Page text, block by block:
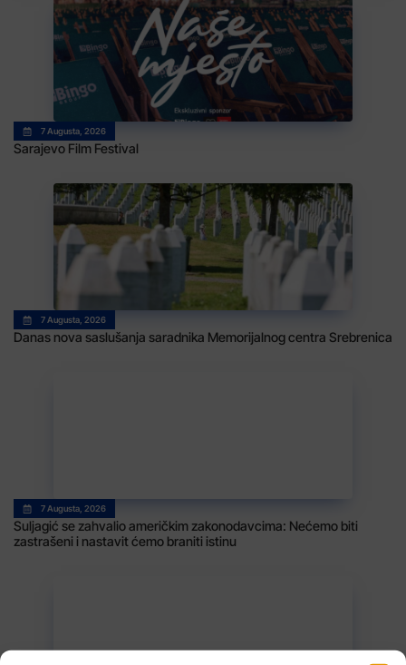
7 Augusta, 2026
Sarajevo Film Festival
7 Augusta, 2026
Danas nova saslušanja saradnika Memorijalnog centra Srebrenica
7 Augusta, 2026
Suljagić se zahvalio američkim zakonodavcima: Nećemo biti
zastrašeni i nastavit ćemo braniti istinu